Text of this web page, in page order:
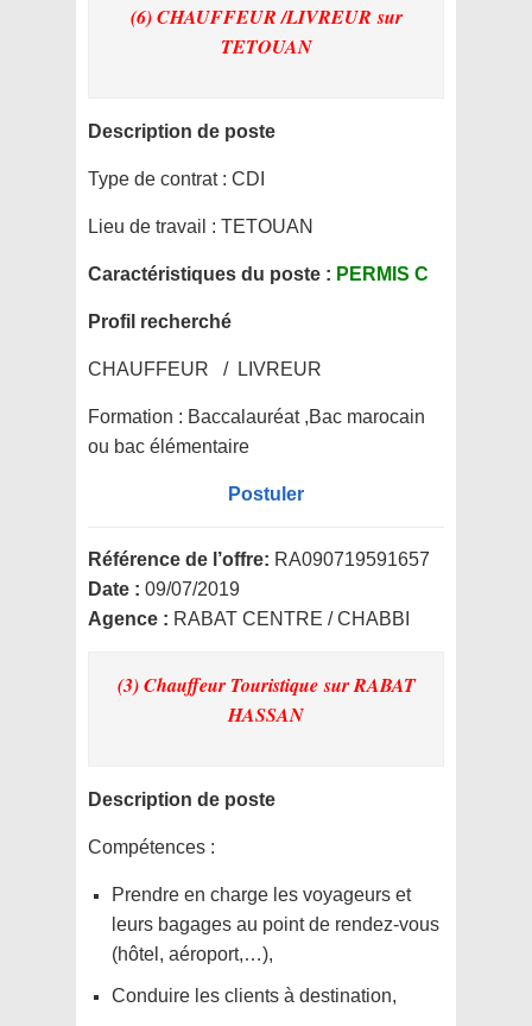
(6) CHAUFFEUR /LIVREURsur
TETOUAN
Description de poste
Type de contrat : CDI
Lieu de travail : TETOUAN
Caractéristiques du poste : PERMIS C
Profil recherché
CHAUFFEUR / LIVREUR
Formation : Baccalauréat ,Bac marocain
ou bac élémentaire
Postuler
Référence de l’offre: RA090719591657
Date : 09/07/2019
Agence : RABAT CENTRE / CHABBI
(3) Chauffeur Touristiquesur RABAT
HASSAN
Description de poste
Compétences :
Prendre en charge les voyageurs et
leurs bagages au point de rendez-vous
(hôtel, aéroport,…),
Conduire les clients à destination,